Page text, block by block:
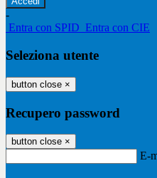
-
Entra con SPID Entra con CIE
Seleziona utente
button close ×
Recupero password
button close ×
E-